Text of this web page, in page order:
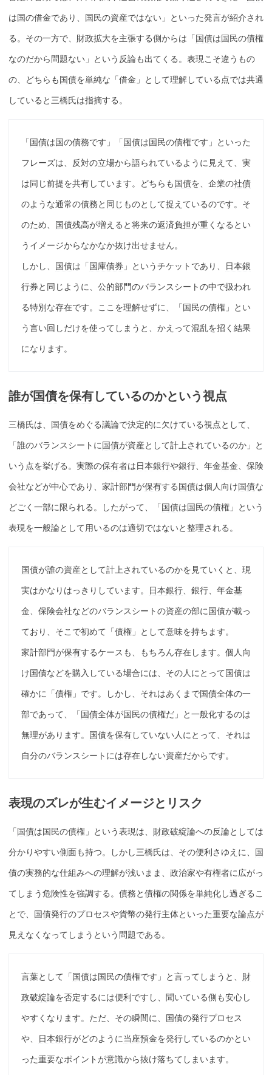
は国の借金であり、国民の資産ではない」といった発言が紹介され
る。その一方で、財政拡大を主張する側からは「国債は国民の債権
なのだから問題ない」という反論も出てくる。表現こそ違うもの
の、どちらも国債を単純な「借金」として理解している点では共通
していると三橋氏は指摘する。
「国債は国の債務です」「国債は国民の債権です」といった
フレーズは、反対の立場から語られているように見えて、実
は同じ前提を共有しています。どちらも国債を、企業の社債
のような通常の債務と同じものとして捉えているのです。そ
のため、 国債残高が増えると将来の返済負担が重くなるとい
うイメージからなかなか抜け出せません。
しかし、 国債は「国庫債券 」というチケットであり、
日本銀
行券と同じように、公的部門のバランスシートの中で扱われ
る特別な存在です。ここを理解せずに、「国民の債権」とい
う言い回しだけを使ってしまうと、かえって混乱を招く結果
になります。
誰が国債を保有しているのかという視点
三橋氏は、 国債をめぐる議論で決定的に欠けている視点として、
「誰のバランスシートに国債が資産として計上されているのか」と
いう点を挙げる。実際の保有者は日本銀行や銀行、年金基金 、保険
会社などが中心であり、家計部門が保有する国債は個人向け国債な
どごく一部に限られる。したがって、「国債は国民の債権」という
表現を一般論として用いるのは適切ではないと整理される。
国債が誰の資産として計上されているのかを見ていくと、現
実はかなりはっきりしています。
日本銀行 、銀行、年金基
金 、保険会社などのバランスシートの資産の部に国債が載っ
ており、そこで初めて「債権」として意味を持ちます。
家計部門が保有するケースも、もちろん存在します。個人向
け国債などを購入している場合には、その人にとって国債は
確かに「債権」です。しかし、それはあくまで国債全体の一
部であって、「国債全体が国民の債権だ」と一般化するのは
無理があります。 国債を保有していない人にとって、それは
自分のバランスシートには存在しない資産だからです。
表現のズレが生むイメージとリスク
「国債は国民の債権」という表現は、 財政破綻論への反論としては
分かりやすい側面も持つ。しかし三橋氏は、その便利さゆえに、 国
債の実務的な仕組みへの理解が浅いまま、政治家や有権者に広がっ
てしまう危険性を強調する。債務と債権の関係を単純化し過ぎるこ
とで、 国債発行のプロセスや貨幣の発行主体といった重要な論点が
見えなくなってしまうという問題である。
言葉として「国債は国民の債権です」と言ってしまうと、 財
政破綻論を否定するには便利ですし、聞いている側も安心し
やすくなります。ただ、その瞬間に、 国債の発行プロセス
や、
日本銀行がどのように当座預金を発行しているのかとい
った重要なポイントが意識から抜け落ちてしまいます。